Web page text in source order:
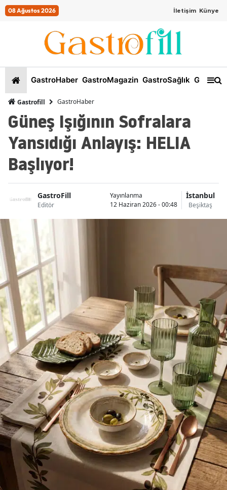
08 Ağustos 2026 İletişim Künye
GastroHaber GastroMagazin GastroSağlık
Gastrofill GastroHaber
Güneş Işığının Sofralara
Yansıdığı Anlayış: HELIA
Başlıyor!
GastroFill
Editör
Yayınlanma
12 Haziran 2026 - 00:48
İstanbul
Beşiktaş